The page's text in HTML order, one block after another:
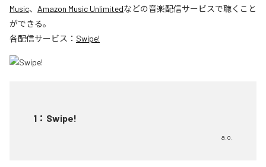
Music、 Amazon Music Unlimitedなどの音楽配信サービスで聴くこと
ができる。
各配信サービス： Swipe!
1 ： Swipe!
a.o.